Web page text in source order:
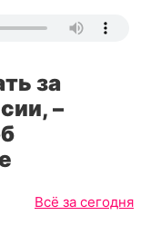
за
–
Всё за сегодня